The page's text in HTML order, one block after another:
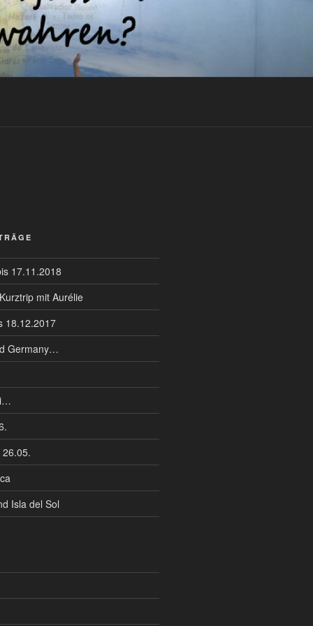
17.11.2018
mit Aurélie
18.12.2017
Germany…
Isla del Sol